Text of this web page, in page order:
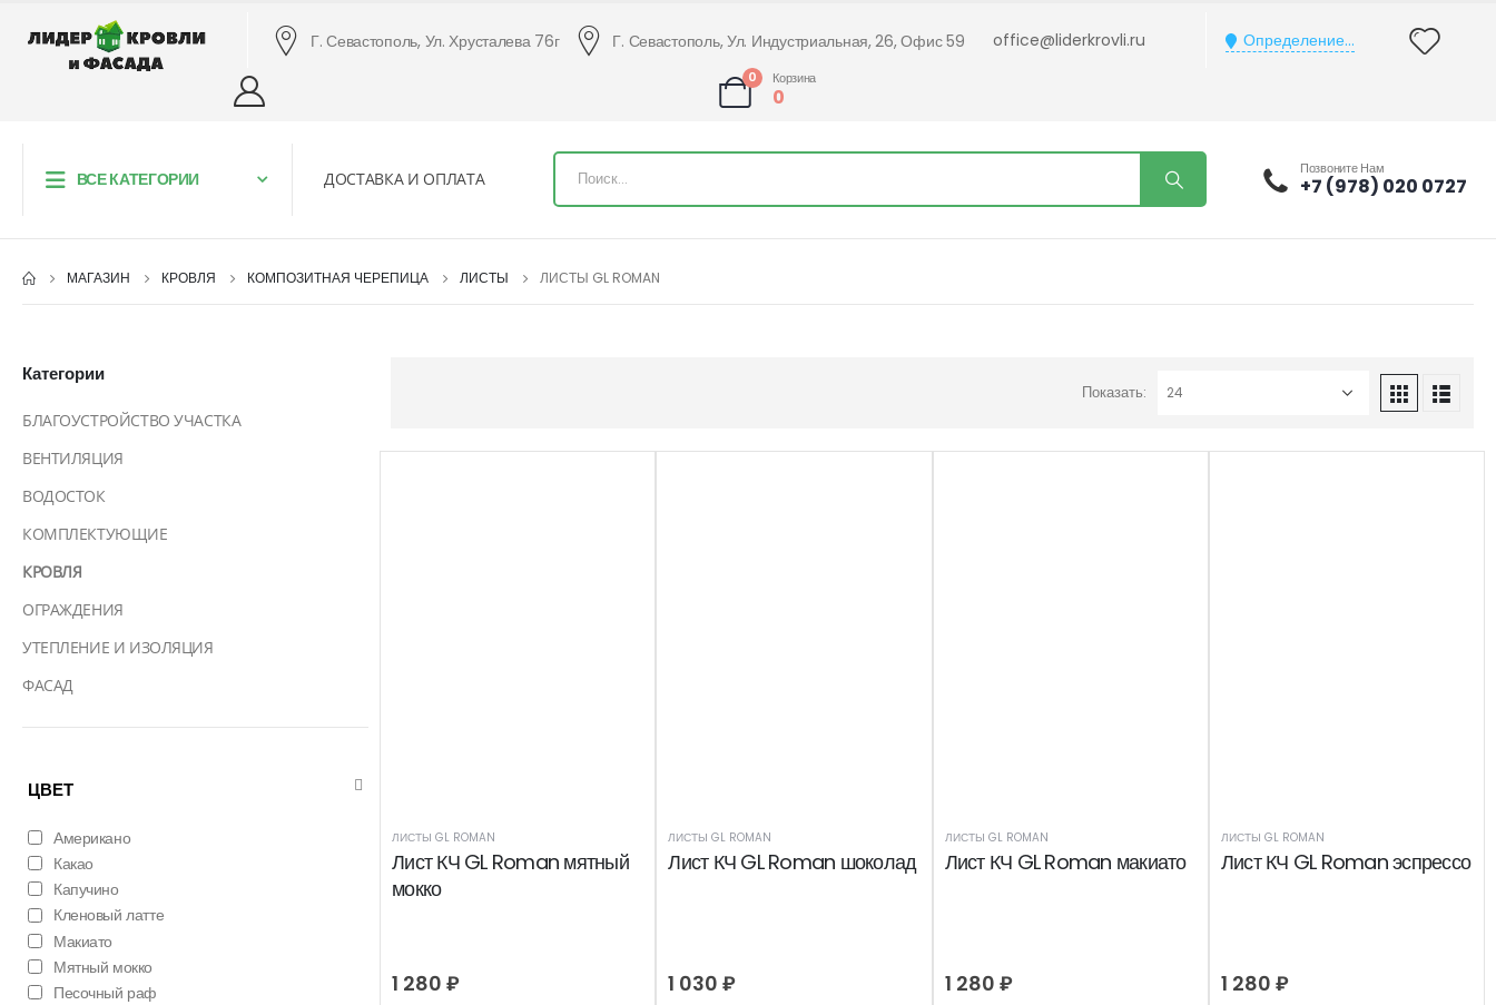
Г. Севастополь, Ул. Хрусталева 76г Г. Севастополь, Ул. Индустриальная, 26, Офис 59 office@liderkrovli.ru Определение...
0 Корзина
0
ВСЕ КАТЕГОРИИ ДОСТАВКА И ОПЛАТА
Позвоните Нам
+7 (978) 020 0727
МАГАЗИН КРОВЛЯ КОМПОЗИТНАЯ ЧЕРЕПИЦА ЛИСТЫ ЛИСТЫ GL ROMAN
Показать:
ЛИСТЫ GL ROMAN
Лист КЧ GL Roman мятный
мокко
1 280 ₽
ЛИСТЫ GL ROMAN
Лист КЧ GL Roman шоколад
1 030₽
ЛИСТЫ GL ROMAN
Лист КЧ GL Roman макиато
1 280 ₽
ЛИСТЫ GL ROMAN
Лист КЧ GL Roman эспрессо
1 280 ₽
Категории
БЛАГОУСТРОЙСТВО УЧАСТКА
ВЕНТИЛЯЦИЯ
ВОДОСТОК
КОМПЛЕКТУЮЩИЕ
КРОВЛЯ
ОГРАЖДЕНИЯ
УТЕПЛЕНИЕ И ИЗОЛЯЦИЯ
ФАСАД
ЦВЕТ
Американо
Какао
Капучино
Кленовый латте
Макиато
Мятный мокко
Песочный раф